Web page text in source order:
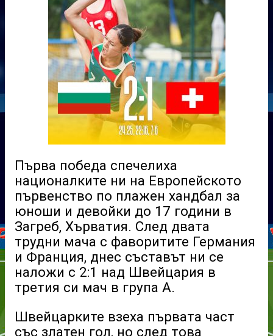
Първа победа спечелиха
националките ни на Европейското
първенство по плажен хандбал за
юноши и девойки до 17 години в
Загреб, Хърватия. След двата
трудни мача с фаворитите Германия
и Франция, днес съставът ни се
наложи с 2:1 над Швейцария в
третия си мач в група А.
Швейцарките взеха първата част
със златен гол, но след това